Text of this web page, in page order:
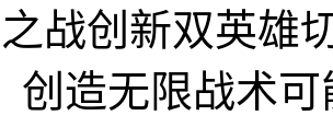
战创新双英雄
创造无限战术可